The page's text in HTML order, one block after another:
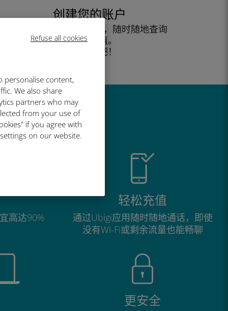
Refuse all cookies
personalise content,
We also share
partners who may
from your use of
if you agree with
on our website.
创建您的账户
开始使用您的数据套餐，随时随地查询
余额并充值。
尽情享受吧！
高达90%
轻松充值
通过Ubigi应用随时随地通话，即使
没有Wi-Fi或剩余流量也能畅聊
更安全